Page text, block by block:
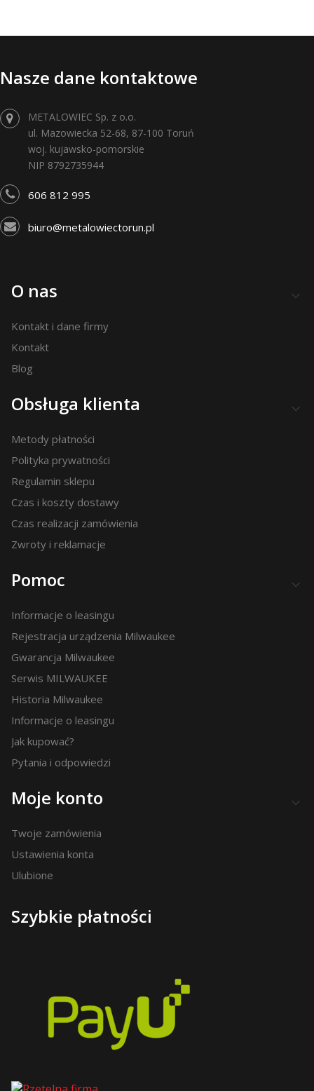
Nasze dane kontaktowe
606 812 995
biuro@metalowiectorun.pl
METALOWIEC Sp. z o.o.
ul. Mazowiecka 52-68, 87-100 Toruń
woj. kujawsko-pomorskie
NIP 8792735944
Linki w stopce
O nas
Kontakt i dane firmy
Kontakt
Blog
Obsługa klienta
Metody płatności
Polityka prywatności
Regulamin sklepu
Czas i koszty dostawy
Czas realizacji zamówienia
Zwroty i reklamacje
Pomoc
Informacje o leasingu
Rejestracja urządzenia Milwaukee
Gwarancja Milwaukee
Serwis MILWAUKEE
Historia Milwaukee
Informacje o leasingu
Jak kupować?
Pytania i odpowiedzi
Moje konto
Twoje zamówienia
Ustawienia konta
Ulubione
Szybkie płatności